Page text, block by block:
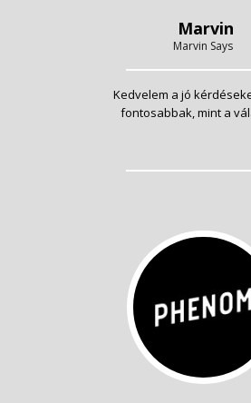
Marvin
Marvin Says
Kedvelem a jó
fontosabbak, mint a